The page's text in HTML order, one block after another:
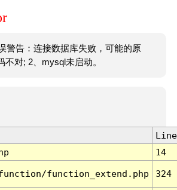
警告：连接数据库失败，可能的原
不对; 2、mysql未启动。
Line
14
function_extend.php 324